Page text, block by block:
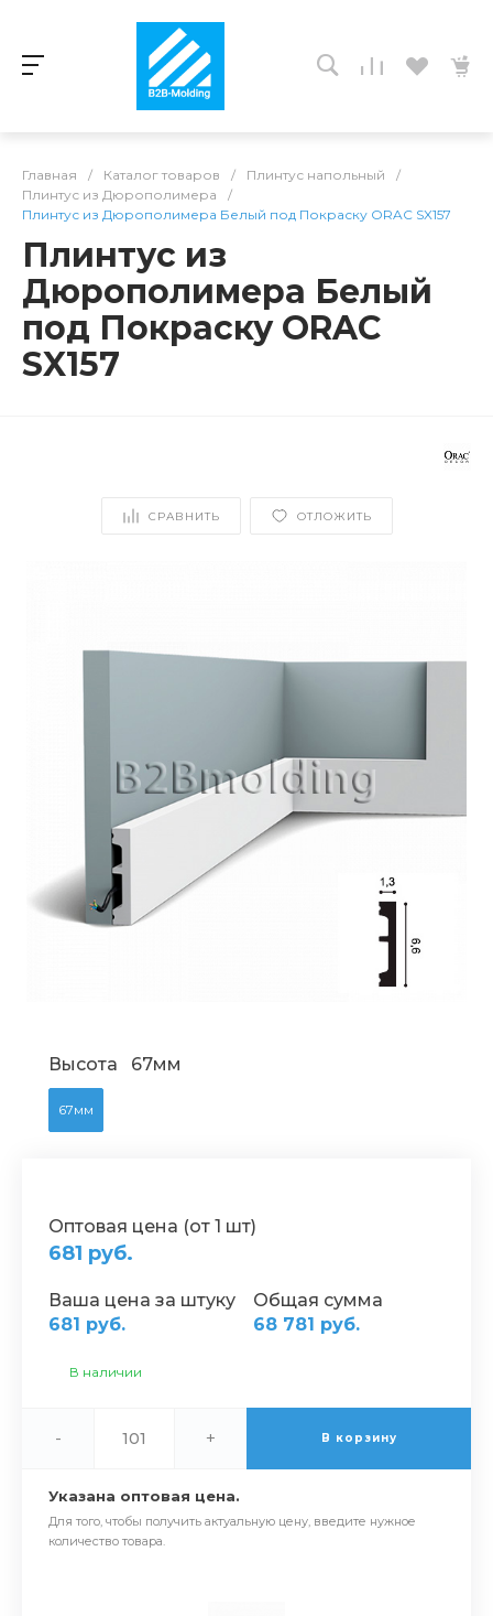
Главная / Каталог товаров / Плинтус напольный
/
Плинтус из Дюрополимера
/
Плинтус из Дюрополимера Белый под Покраску ORAC SX157
Плинтус из
Дюрополимера Белый
под Покраску ORAC
SX157
СРАВНИТЬ ОТЛОЖИТЬ
Высота 67мм
67мм
Оптовая цена (от 1 шт)
681 руб.
Ваша цена за штуку
681 руб.
Общая сумма
68 781 руб.
В наличии
- + В корзину
Указана оптовая цена.
Для того, чтобы получить актуальную цену, введите нужное
количество товара.